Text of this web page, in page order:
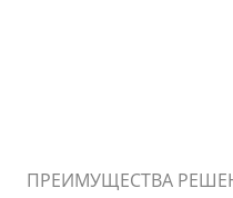
ПРЕИМУЩЕСТВА